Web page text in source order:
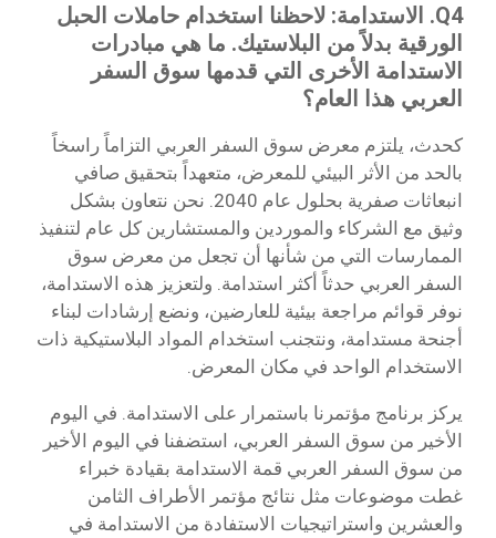
Q4. الاستدامة: لاحظنا استخدام حاملات الحبل
الورقية بدلاً من البلاستيك. ما هي مبادرات
الاستدامة الأخرى التي قدمها سوق السفر
العربي هذا العام؟
كحدث، يلتزم معرض سوق السفر العربي التزاماً راسخاً
بالحد من الأثر البيئي للمعرض، متعهداً بتحقيق صافي
انبعاثات صفرية بحلول عام 2040. نحن نتعاون بشكل
وثيق مع الشركاء والموردين والمستشارين كل عام لتنفيذ
الممارسات التي من شأنها أن تجعل من معرض سوق
السفر العربي حدثاً أكثر استدامة. ولتعزيز هذه الاستدامة،
نوفر قوائم مراجعة بيئية للعارضين، ونضع إرشادات لبناء
أجنحة مستدامة، ونتجنب استخدام المواد البلاستيكية ذات
الاستخدام الواحد في مكان المعرض.
يركز برنامج مؤتمرنا باستمرار على الاستدامة. في اليوم
الأخير من سوق السفر العربي، استضفنا في اليوم الأخير
من سوق السفر العربي قمة الاستدامة بقيادة خبراء
غطت موضوعات مثل نتائج مؤتمر الأطراف الثامن
والعشرين واستراتيجيات الاستفادة من الاستدامة في